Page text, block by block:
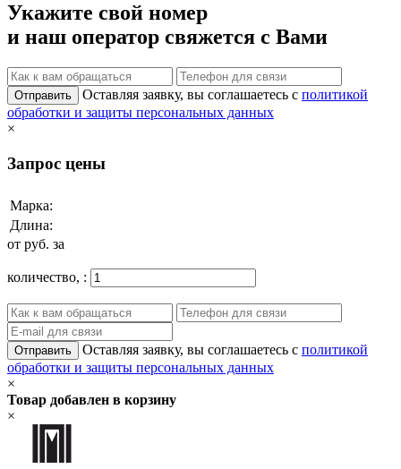
Укажите свой номер
и наш оператор свяжется с Вами
Отправить Оставляя заявку, вы соглашаетесь с политикой
обработки и защиты персональных данных
×
Запрос цены
Марка:
Длина:
от руб. за
количество, :
Отправить Оставляя заявку, вы соглашаетесь с политикой
обработки и защиты персональных данных
×
Товар добавлен в корзину
×